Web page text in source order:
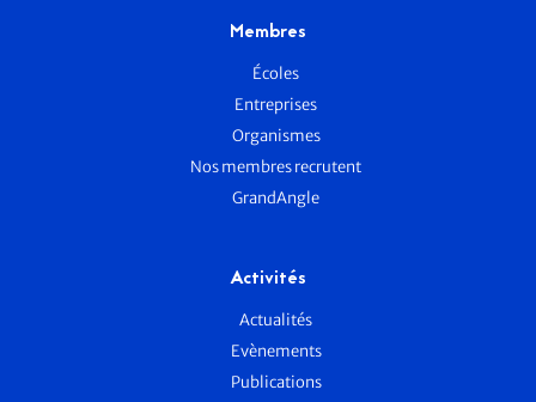
Membres
Écoles
Entreprises
Organismes
Nos membres recrutent
GrandAngle
Activités
Actualités
Evènements
Publications